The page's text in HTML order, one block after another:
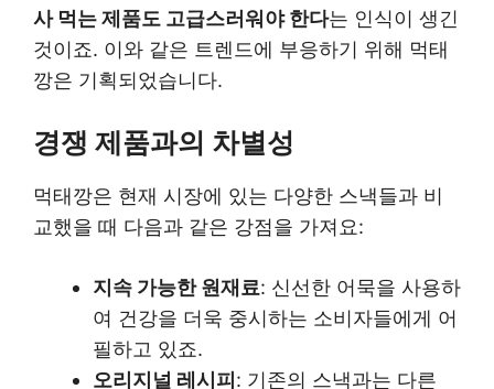
사 먹는 제품도 고급스러워야 한다는 인식이 생긴
것이죠. 이와 같은 트렌드에 부응하기 위해 먹태
깡은 기획되었습니다.
경쟁 제품과의 차별성
먹태깡은 현재 시장에 있는 다양한 스낵들과 비
교했을 때 다음과 같은 강점을 가져요:
지속 가능한 원재료: 신선한 어묵을 사용하
여 건강을 더욱 중시하는 소비자들에게 어
필하고 있죠.
오리지널 레시피 : 기존의 스낵과는 다른